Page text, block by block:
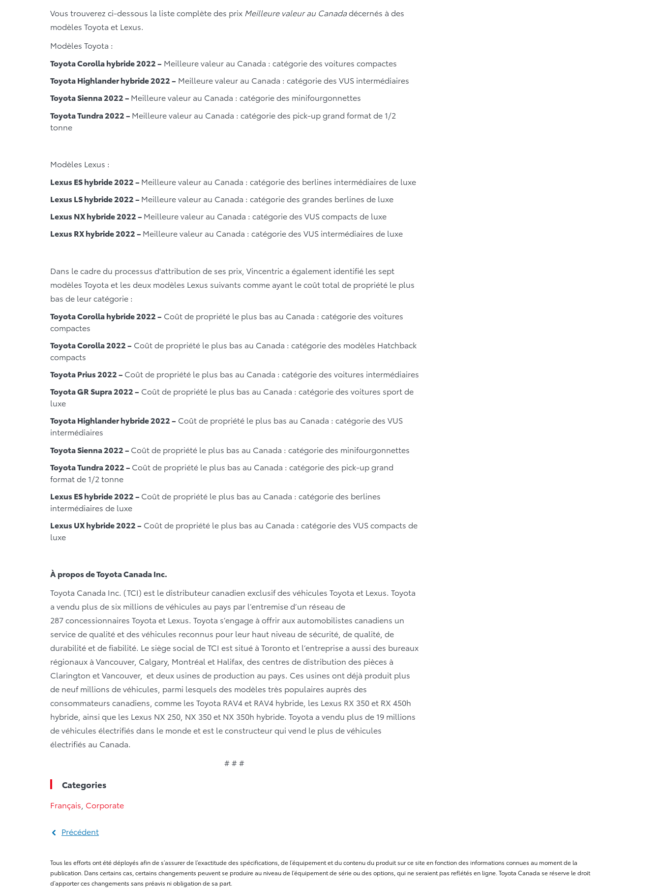
Vous trouverez ci-dessous la liste complète des prix Meilleure valeur au Canadadécernés à des
modèles Toyota et Lexus.
Modèles Toyota :
Toyota Corolla hybride 2022 – Meilleure valeur au Canada : catégorie des voitures compactes
Toyota Highlander hybride 2022 – Meilleure valeur au Canada : catégorie des VUS intermédiaires
Toyota Sienna 2022 – Meilleure valeur au Canada : catégorie des minifourgonnettes
Toyota Tundra 2022 – Meilleure valeur au Canada : catégorie des pick-up grand format de 1/2
tonne
Modèles Lexus :
Lexus ES hybride 2022 – Meilleure valeur au Canada : catégorie des berlines intermédiaires de luxe
Lexus LS hybride 2022 – Meilleure valeur au Canada : catégorie des grandes berlines de luxe
Lexus NX hybride 2022 – Meilleure valeur au Canada : catégorie des VUS compacts de luxe
Lexus RX hybride 2022 – Meilleure valeur au Canada : catégorie des VUS intermédiaires de luxe
Dans le cadre du processus d'attribution de ses prix, Vincentric a également identifié les sept
modèles Toyota et les deux modèles Lexus suivants comme ayant le coût total de propriété le plus
bas de leur catégorie :
Toyota Corolla hybride 2022 – Coût de propriété le plus bas au Canada : catégorie des voitures
compactes
Toyota Corolla 2022 – Coût de propriété le plus bas au Canada : catégorie des modèles Hatchback
compacts
Toyota Prius 2022 – Coût de propriété le plus bas au Canada : catégorie des voitures intermédiaires
Toyota GR Supra 2022 – Coût de propriété le plus bas au Canada : catégorie des voitures sport de
luxe
Toyota Highlander hybride 2022 – Coût de propriété le plus bas au Canada : catégorie des VUS
intermédiaires
Toyota Sienna 2022 – Coût de propriété le plus bas au Canada : catégorie des minifourgonnettes
Toyota Tundra 2022 – Coût de propriété le plus bas au Canada : catégorie des pick-up grand
format de 1/2 tonne
Lexus ES hybride 2022 – Coût de propriété le plus bas au Canada : catégorie des berlines
intermédiaires de luxe
Lexus UX hybride 2022 – Coût de propriété le plus bas au Canada : catégorie des VUS compacts de
luxe
À propos de Toyota Canada Inc.
Toyota Canada Inc. (TCI) est le distributeur canadien exclusif des véhicules Toyota et Lexus. Toyota
a vendu plus de six millions de véhicules au pays par l’entremise d’un réseau de
287 concessionnaires Toyota et Lexus. Toyota s’engage à offrir aux automobilistes canadiens un
service de qualité et des véhicules reconnus pour leur haut niveau de sécurité, de qualité, de
durabilité et de fiabilité. Le siège social de TCI est situé à Toronto et l’entreprise a aussi des bureaux
régionaux à Vancouver, Calgary, Montréal et Halifax, des centres de distribution des pièces à
Clarington et Vancouver, et deux usines de production au pays. Ces usines ont déjà produit plus
de neuf millions de véhicules, parmi lesquels des modèles très populaires auprès des
consommateurs canadiens, comme les Toyota RAV4 et RAV4 hybride, les Lexus RX 350 et RX 450h
hybride, ainsi que les Lexus NX 250, NX 350 et NX 350h hybride. Toyota a vendu plus de 19 millions
de véhicules électrifiés dans le monde et est le constructeur qui vend le plus de véhicules
électrifiés au Canada.
# # #
Categories
Français Corporate
Précédent
Tous les efforts ont été déployés afin de s’assurer de l’exactitude des spécifications, de l’équipement et du contenu du produit sur ce site en fonction des informations connues au moment de la
publication. Dans certains cas, certains changements peuvent se produire au niveau de l’équipement de série ou des options, qui ne seraient pas reflétés en ligne. Toyota Canada se réserve le droit
d’apporter ces changements sans préavis ni obligation de sa part.